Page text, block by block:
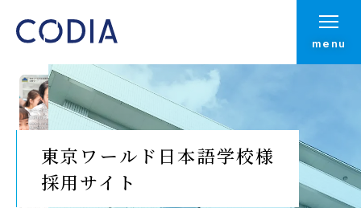
menu
東京ワールド日本語学校様
採用サイト